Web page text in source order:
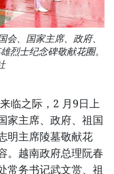
会、国家主席、政府、
烈士纪念碑敬献花圈。
临之际，2 月9日上
家主席、政府、祖国
明主席陵墓敬献花
。越南政府总理阮春
常务书记武文赏、祖